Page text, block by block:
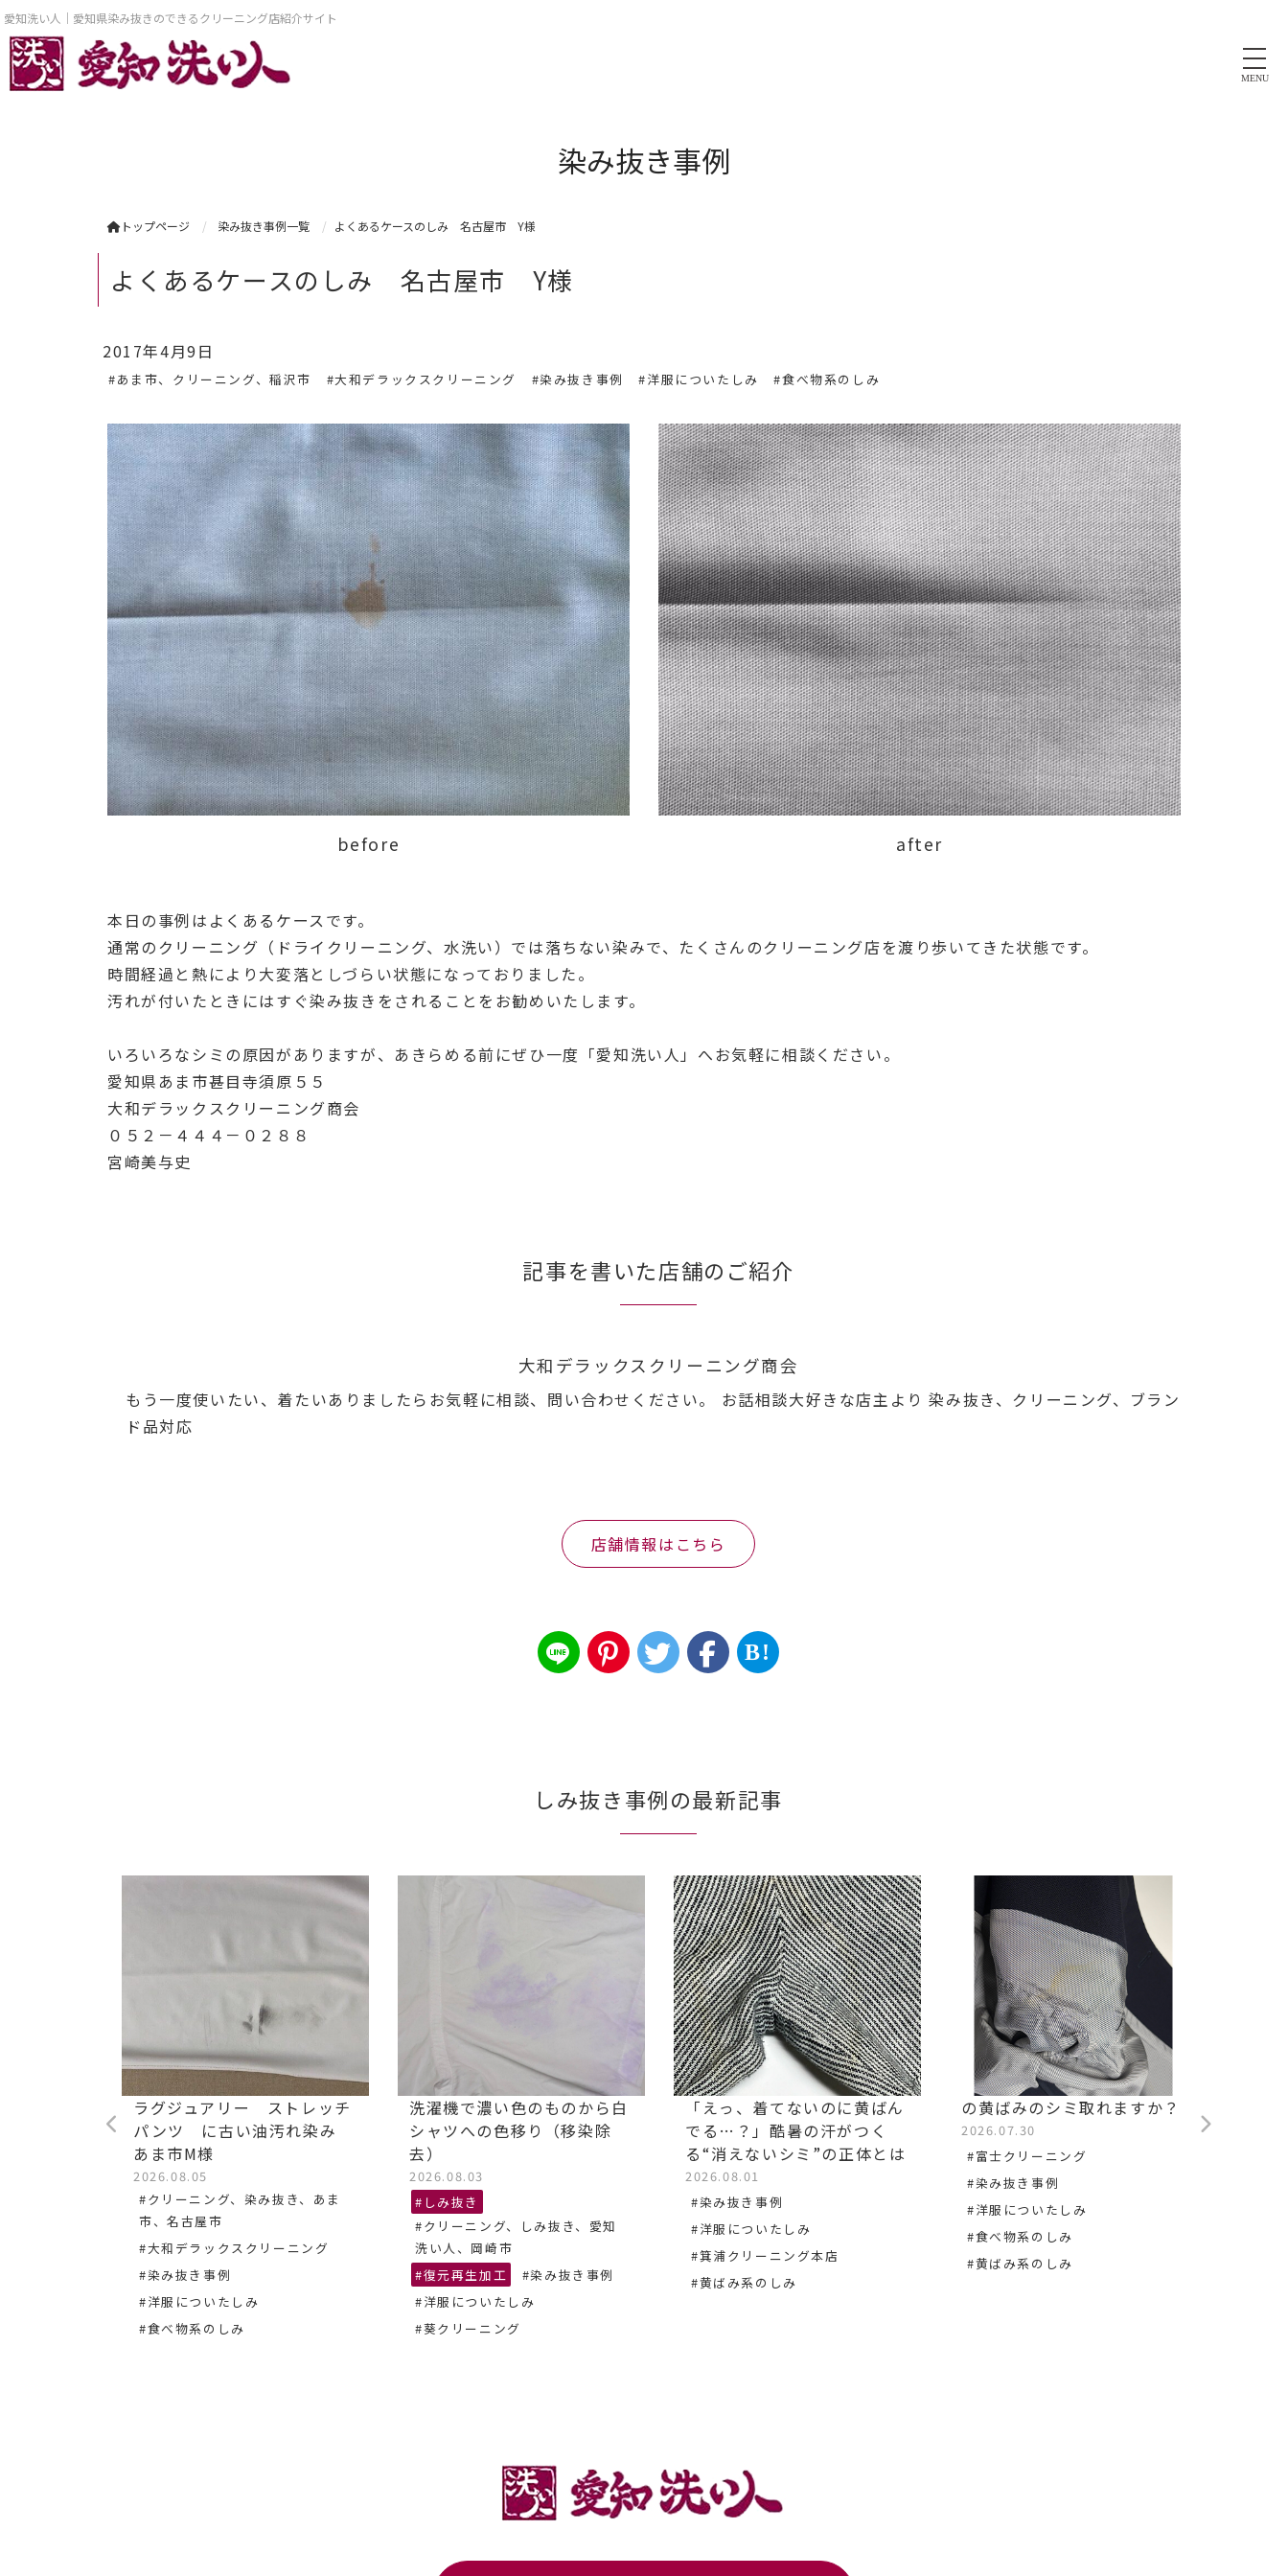
愛知洗い人｜愛知県染み抜きのできるクリーニング店紹介サイト
MENU
染み抜き事例
トップページ 染み抜き事例一覧 よくあるケースのしみ 名古屋市 Y様
よくあるケースのしみ 名古屋市 Y様
2017年4月9日
#あま市、クリーニング、稲沢市 #大和デラックスクリーニング #染み抜き事例 #洋服についたしみ #食べ物系のしみ
before after
本日の事例はよくあるケースです。
通常のクリーニング（ドライクリーニング、水洗い）では落ちない染みで、たくさんのクリーニング店を渡り歩いてきた状態です。
時間経過と熱により大変落としづらい状態になっておりました。
汚れが付いたときにはすぐ染み抜きをされることをお勧めいたします。
いろいろなシミの原因がありますが、あきらめる前にぜひ一度「愛知洗い人」へお気軽に相談ください。
愛知県あま市甚目寺須原５５
大和デラックスクリーニング商会
０５２－４４４－０２８８
宮崎美与史
記事を書いた店舗のご紹介
大和デラックスクリーニング商会
もう一度使いたい、着たいありましたらお気軽に相談、問い合わせください。 お話相談大好きな店主より 染み抜き、クリーニング、ブラン
ド品対応
店舗情報はこちら
B!
しみ抜き事例の最新記事
ラグジュアリー ストレッチ
パンツ に古い油汚れ染み
あま市M様
2026.08.05
#クリーニング、染み抜き、あま
市、名古屋市
#大和デラックスクリーニング
#染み抜き事例
#洋服についたしみ
#食べ物系のしみ
洗濯機で濃い色のものから白
シャツへの色移り（移染除
去）
2026.08.03
#しみ抜き
#クリーニング、しみ抜き、愛知
洗い人、岡崎市
#復元再生加工
#染み抜き事例
#洋服についたしみ
#葵クリーニング
「えっ、着てないのに黄ばん
でる…？」酷暑の汗がつく
る“消えないシミ”の正体とは
2026.08.01
#染み抜き事例
#洋服についたしみ
#箕浦クリーニング本店
#黄ばみ系のしみ
の黄ばみのシミ取れますか？
2026.07.30
#富士クリーニング
#染み抜き事例
#洋服についたしみ
#食べ物系のしみ
#黄ばみ系のしみ